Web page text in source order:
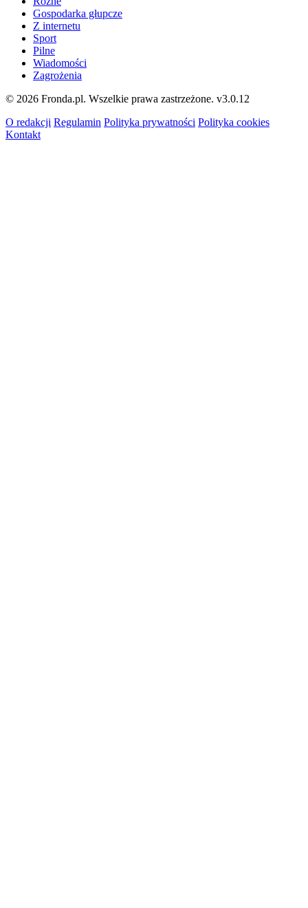
Gospodarka głupcze
Z internetu
Sport
Pilne
Wiadomości
Zagrożenia
© 2026 Fronda.pl. Wszelkie prawa zastrzeżone. v3.0.12
O redakcji Regulamin Polityka prywatności Polityka cookies
Kontakt